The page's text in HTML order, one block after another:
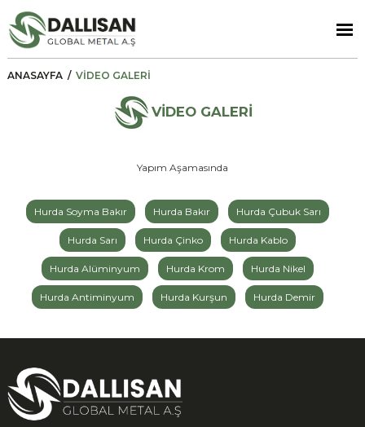
ANASAYFA / VİDEO GALERİ
VİDEO GALERİ
Yapım Aşamasında
Hurda Soyma Bakır Hurda Bakır Hurda Çubuk Sarı
Hurda Sarı Hurda Çinko Hurda Kablo
Hurda Alüminyum Hurda Krom Hurda Nikel
Hurda Antiminyum Hurda Kurşun Hurda Demir